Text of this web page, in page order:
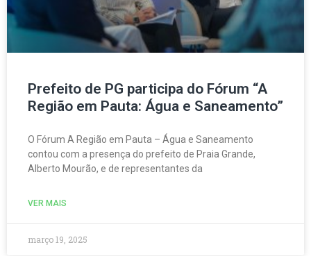
Prefeito de PG participa do Fórum “A
Região em Pauta: Água e Saneamento”
O Fórum A Região em Pauta – Água e Saneamento
contou com a presença do prefeito de Praia Grande,
Alberto Mourão, e de representantes da
VER MAIS
março 19, 2025